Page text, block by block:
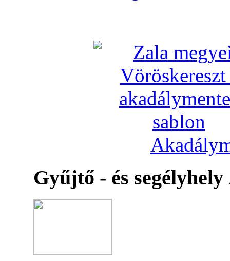
Gyűjtő - és segélyhely